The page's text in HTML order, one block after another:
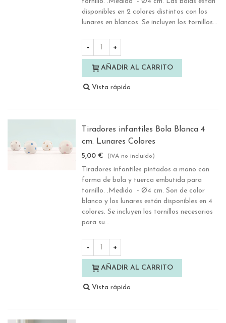
disponibles en 2 colores distintos con los
lunares en blancos. Se incluyen los tornillos...
- +
AÑADIR AL CARRITO
Vista rápida
Tiradores infantiles Bola Blanca 4
cm. Lunares Colores
5,00 € (IVA no incluido)
Tiradores infantiles pintados a mano con
forma de bola y tuerca embutida para
tornillo. .Medida - Ø4 cm. Son de color
blanco y los lunares están disponibles en 4
colores. Se incluyen los tornillos necesarios
para su...
- +
AÑADIR AL CARRITO
Vista rápida